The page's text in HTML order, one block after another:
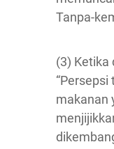
Tanpa-
(3) Ketika
makanan